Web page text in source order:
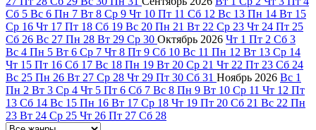
Сб 5 Вс 6 Пн 7 Вт 8 Ср 9 Чт 10 Пт 11 Сб 12 Вс 13 Пн 14 Вт 15
Ср 16 Чт 17 Пт 18 Сб 19 Вс 20 Пн 21 Вт 22 Ср 23 Чт 24 Пт 25
Сб 26 Вс 27 Пн 28 Вт 29 Ср 30 Октябрь 2026 Чт 1 Пт 2 Сб 3
Вс 4 Пн 5 Вт 6 Ср 7 Чт 8 Пт 9 Сб 10 Вс 11 Пн 12 Вт 13 Ср 14
Чт 15 Пт 16 Сб 17 Вс 18 Пн 19 Вт 20 Ср 21 Чт 22 Пт 23 Сб 24
Вс 25 Пн 26 Вт 27 Ср 28 Чт 29 Пт 30 Сб 31 Ноябрь 2026 Вс 1
Пн 2 Вт 3 Ср 4 Чт 5 Пт 6 Сб 7 Вс 8 Пн 9 Вт 10 Ср 11 Чт 12 Пт
13 Сб 14 Вс 15 Пн 16 Вт 17 Ср 18 Чт 19 Пт 20 Сб 21 Вс 22 Пн
23 Вт 24 Ср 25 Чт 26 Пт 27 Сб 28